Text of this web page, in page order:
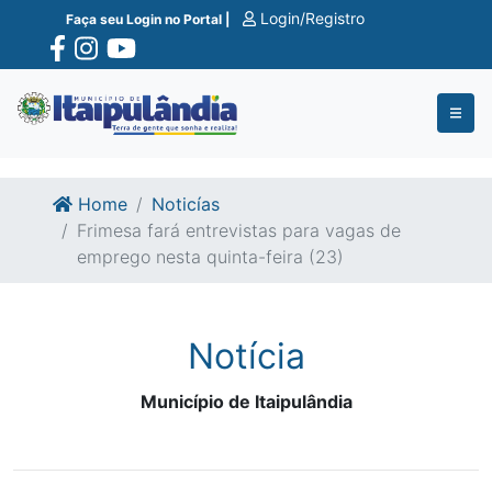
Ir para o conte�do
Ir para o fim do conte�do
Faça seu Login no Portal | Login/Registro
Home
Noticías
Frimesa fará entrevistas para vagas de
emprego nesta quinta-feira (23)
Notícia
Município de Itaipulândia